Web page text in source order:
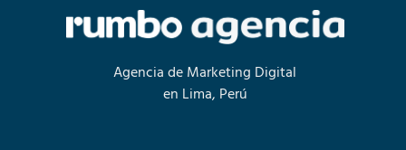
Agencia de Marketing Digital
en Lima, Perú